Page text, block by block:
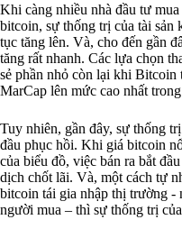
Khi càng nhiều nhà đầu tư
bitcoin, sự thống trị của tài sản
tục tăng lên. Và, cho đến gần
tăng rất nhanh. Các lựa chọn
sẻ phần nhỏ còn lại khi Bitcoin
MarCap lên mức cao nhất
Tuy nhiên, gần đây, sự thống
đầu phục hồi. Khi giá bitcoin
của biểu đồ, việc bán ra bắt
dịch chốt lãi. Và, một cách tự
bitcoin tái gia nhập thị trường -
người mua – thì sự thống trị